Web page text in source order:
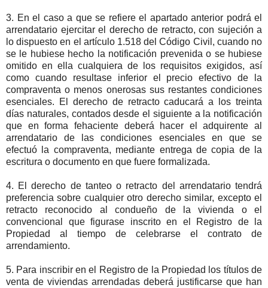
3. En el caso a que se refiere el apartado anterior podrá el
arrendatario ejercitar el derecho de retracto, con sujeción a
lo dispuesto en el artículo 1.518 del Código Civil, cuando no
se le hubiese hecho la notificación prevenida o se hubiese
omitido en ella cualquiera de los requisitos exigidos, así
como cuando resultase inferior el precio efectivo de la
compraventa o menos onerosas sus restantes condiciones
esenciales. El derecho de retracto caducará a los treinta
días naturales, contados desde el siguiente a la notificación
que en forma fehaciente deberá hacer el adquirente al
arrendatario de las condiciones esenciales en que se
efectuó la compraventa, mediante entrega de copia de la
escritura o documento en que fuere formalizada.
4. El derecho de tanteo o retracto del arrendatario tendrá
preferencia sobre cualquier otro derecho similar, excepto el
retracto reconocido al condueño de la vivienda o el
convencional que figurase inscrito en el Registro de la
Propiedad al tiempo de celebrarse el contrato de
arrendamiento.
5. Para inscribir en el Registro de la Propiedad los títulos de
venta de viviendas arrendadas deberá justificarse que han